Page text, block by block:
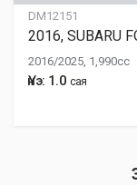
DM12151
2016/2025, 1,990cc
Үнэ: 1.0 сая